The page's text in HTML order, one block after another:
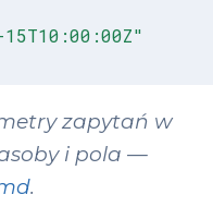
zapytań w
i pola —
.